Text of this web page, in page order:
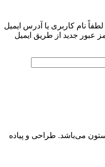
نام کاربری یا آدرس ایمیل
عبور جدید از طریق ایمیل
می‌باشد. طراحی و پیاده